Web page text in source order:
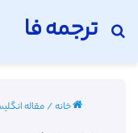
ترجمه فا
جستجو برای
خانه/مقاله